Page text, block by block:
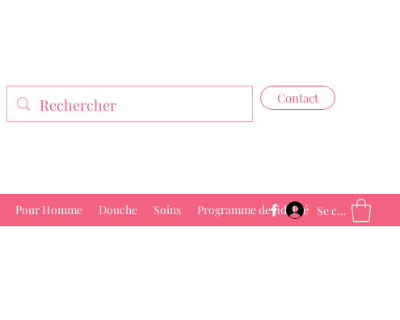
Contact
Pour Homme Douche Soins Programme de fidélité Se connecter